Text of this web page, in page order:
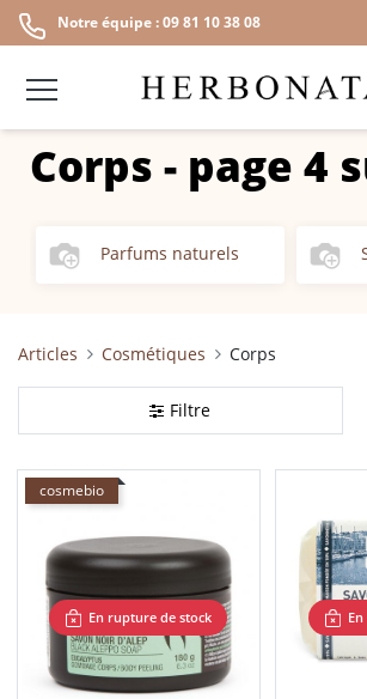
Notre équipe : 09 81 10 38 08
Corps - page 4
Parfums naturels
Articles Cosmétiques Corps
Filtre
cosmebio
En rupture de stock